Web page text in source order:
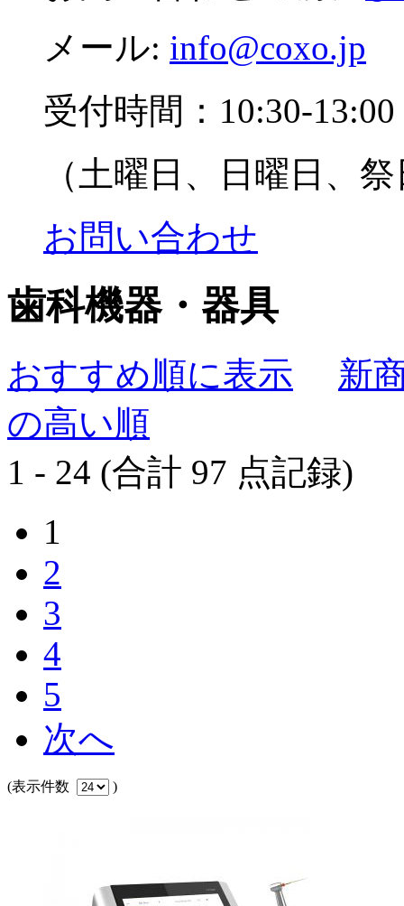
メール: info@coxo.jp
受付時間：10:30-13:00
（土曜日、日曜日、
お問い合わせ
歯科機器・器具
おすすめ順に表示
新
の高い順
1 - 24 (合計 97 点記録)
1
2
3
4
5
次へ
(表示件数 )